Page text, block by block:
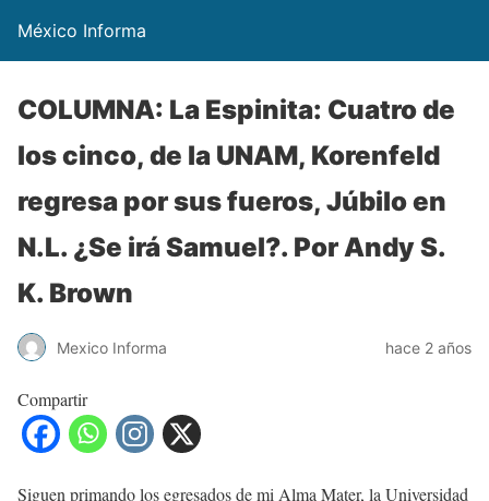
México Informa
COLUMNA: La Espinita: Cuatro de
los cinco, de la UNAM, Korenfeld
regresa por sus fueros, Júbilo en
N.L. ¿Se irá Samuel?. Por Andy S.
K. Brown
Mexico Informa hace 2 años
Compartir
Siguen primando los egresados de mi Alma Mater, la Universidad